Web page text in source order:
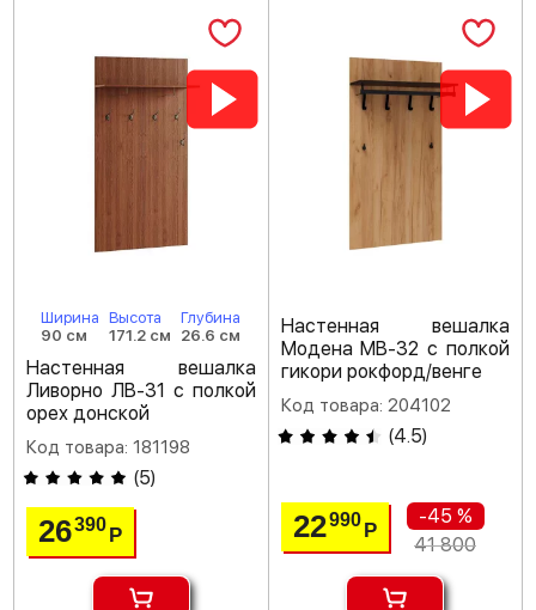
Ширина
90 см
Высота
171.2 см
Глубина
26.6 см
Настенная вешалка
Ливорно ЛВ-31 с полкой
орех донской
Код товара: 181198
(5)
26390Р
Настенная вешалка
Модена МВ-32 с полкой
гикори рокфорд/венге
Код товара: 204102
(4.5)
22990 Р
-45 %
41 800